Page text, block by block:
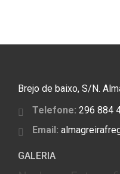
Brejo de baixo, S/N.
Telefone: 296 884
Email:
GALERIA